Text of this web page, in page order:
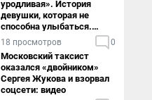
уродливая». История
девушки, которая не
способна улыбаться.
Видео
18 просмотров 0
Московский таксист
оказался «двойником»
Сергея Жукова и взорвал
соцсети: видео